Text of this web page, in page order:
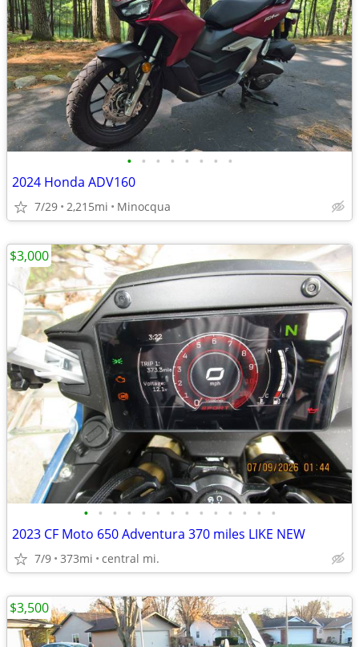
• • • • • • • •
2024 Honda ADV160
7/29 2,215mi Minocqua
• • • • • • • • • • • • • •
2023 CF Moto 650 Adventura 370 miles LIKE NEW
7/9 373mi central mi.
$3,000
$3,500